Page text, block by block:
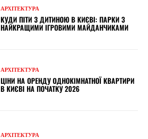
АРХІТЕКТУРА
КУДИ ПІТИ З ДИТИНОЮ В КИЄВІ: ПАРКИ З
НАЙКРАЩИМИ ІГРОВИМИ МАЙДАНЧИКАМИ
АРХІТЕКТУРА
ЦІНИ НА ОРЕНДУ ОДНОКІМНАТНОЇ КВАРТИРИ
В КИЄВІ НА ПОЧАТКУ 2026
АРХІТЕКТУРА